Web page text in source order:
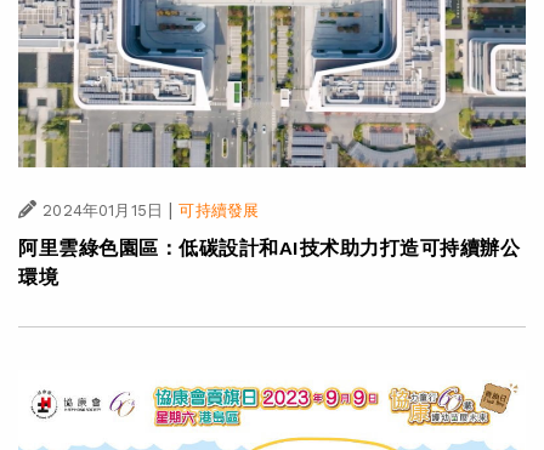
2024年01月15日 | 可持續發展
阿里雲綠色園區：低碳設計和AI技术助力打造可持續辦公
環境